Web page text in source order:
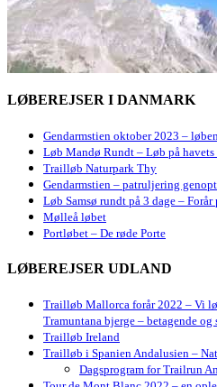
LØBEREJSER I DANMARK
Gendarmstien oktober 2023 –
Løb Mandø Rundt – Løb på havets
Trailløb Naturpark Thy
Gendarmstien – patruljering
Løb Samsø rundt på 3 dage –
Mølleå løbet
Portløbet – De røde Porte
LØBEREJSER UDLAND
Trailløb Mallorca forår 2022 – Vi
Tramuntana bjerge – betagende og
Trailløb Ireland
Trailløb i Spanien Andalusien –
Dagsprogram for Trailrun